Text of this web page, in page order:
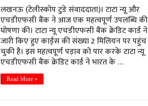
लखनऊ (टेलीस्कोप टुडे संवाददाता)। टाटा न्यू और
एचडीएफसी बैंक ने आज एक महत्वपूर्ण उपलब्धि की
घोषणा की। टाटा न्यू एचडीएफसी बैंक क्रेडिट कार्ड ने
जारी किए हुए कार्ड्स की संख्या 2 मिलियन पर पहुंच
चुकी है। इस महत्वपूर्ण पड़ाव को पार करके टाटा न्यू
एचडीएफसी बैंक क्रेडिट कार्ड ने भारत के …
Read More »